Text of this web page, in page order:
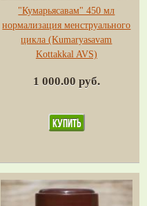
"Кумарьясавам" 450 мл
нормализация менструального
цикла (Kumaryasavam
Kottakkal AVS)
1 000.00 руб.